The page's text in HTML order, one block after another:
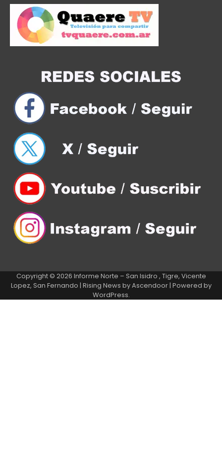
Copyright © 2026 Informe Norte – San Isidro , Tigre, Vicente
Lopez, San Fernando | Rising News byAscendoor| Powered by
WordPress.